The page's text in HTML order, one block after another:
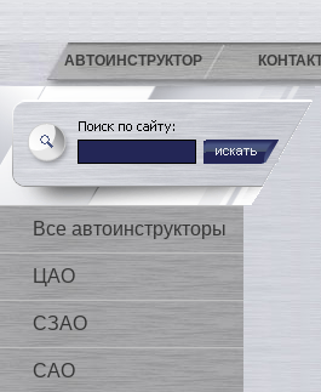
АВТОИНСТРУКТОР
Все автоинструкторы
ЦАО
СЗАО
САО